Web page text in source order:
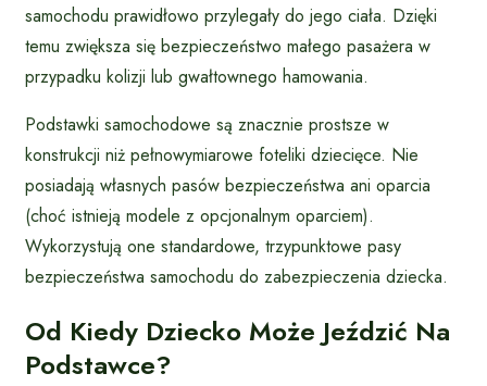
samochodu prawidłowo przylegały do jego ciała. Dzięki
temu zwiększa się bezpieczeństwo małego pasażera w
przypadku kolizji lub gwałtownego hamowania.
Podstawki samochodowe są znacznie prostsze w
konstrukcji niż pełnowymiarowe foteliki dziecięce. Nie
posiadają własnych pasów bezpieczeństwa ani oparcia
(choć istnieją modele z opcjonalnym oparciem).
Wykorzystują one standardowe, trzypunktowe pasy
bezpieczeństwa samochodu do zabezpieczenia dziecka.
Od Kiedy Dziecko Może Jeździć Na
Podstawce?